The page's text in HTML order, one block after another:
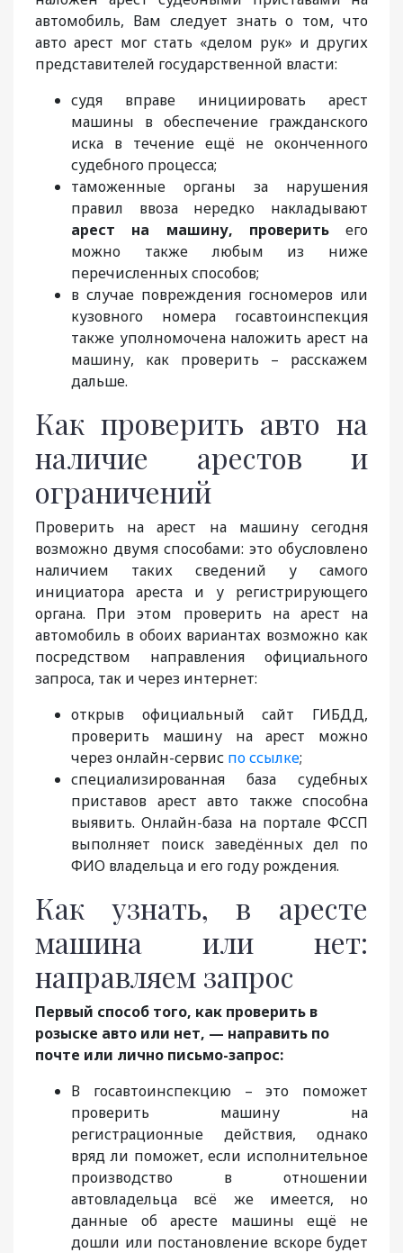
автомобиль, Вам следует знать о том, что
авто арест мог стать «делом рук» и других
представителей государственной власти:
судя вправе инициировать арест
машины в обеспечение гражданского
иска в течение ещё не оконченного
судебного процесса;
таможенные органы за нарушения
правил ввоза нередко накладывают
арест на машину, проверитьего
можно также любым из ниже
перечисленных способов;
в случае повреждения госномеров или
кузовного номера госавтоинспекция
также уполномочена наложить арест на
машину, как проверить – расскажем
дальше.
Как проверить авто на
наличие арестов и
ограничений
Проверить на арест на машину сегодня
возможно двумя способами: это обусловлено
наличием таких сведений у самого
инициатора ареста и у регистрирующего
органа. При этом проверить на арест на
автомобиль в обоих вариантах возможно как
посредством направления официального
запроса, так и через интернет:
открыв официальный сайт ГИБДД,
проверить машину на арест можно
через онлайн-сервис по ссылке;
специализированная база судебных
приставов арест авто также способна
выявить. Онлайн-база на портале ФССП
выполняет поиск заведённых дел по
ФИО владельца и его году рождения.
Как узнать, в аресте
машина или нет:
направляем запрос
Первый способ того, как проверить в
розыске авто или нет, — направить по
почте или лично письмо-запрос:
В госавтоинспекцию – это поможет
проверить машину на
регистрационные действия, однако
вряд ли поможет, если исполнительное
производство в отношении
автовладельца всё же имеется, но
данные об аресте машины ещё не
дошли или постановление вскоре будет